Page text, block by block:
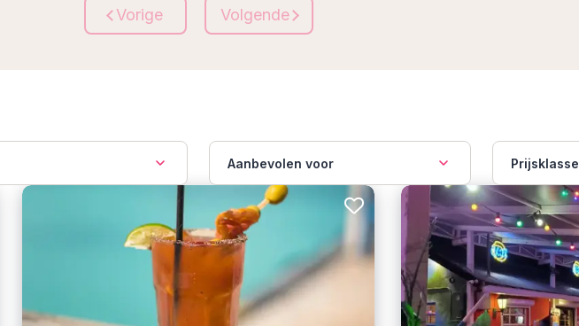
Vorige Volgende
Aanbevolen voor Prijsklasse